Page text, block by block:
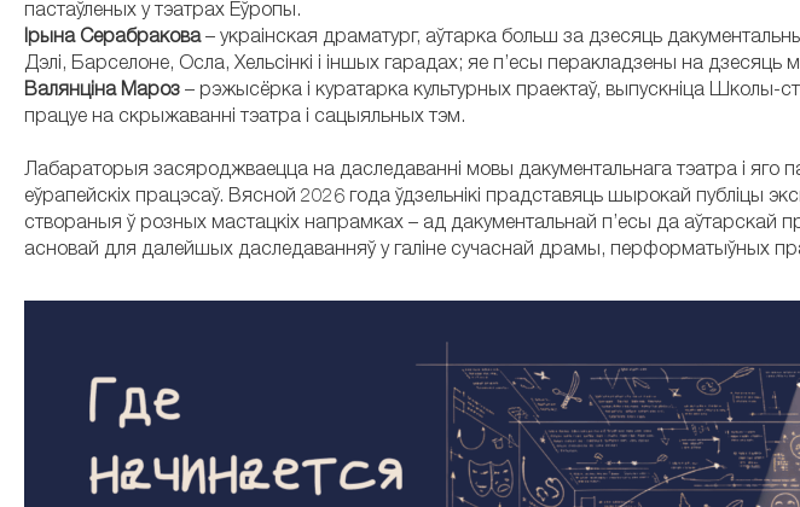
пастаўленых у тэатрах Еўропы.
Ірына Серабракова– украінская драматург, аўтарка больш за дзесяць
Дэлі, Барселоне, Осла, Хельсінкі і іншых гарадах; яе п’есы перакладзены на дзесяць
Валянціна Мароз – рэжысёрка і куратарка культурных праектаў, выпускніца Школы-
працуе на скрыжаванні тэатра і сацыяльных тэм.
Лабараторыя засяроджваецца на даследаванні мовы дакументальнага тэатра і яго
еўрапейскіх працэсаў. Вясной 2026 года ўдзельнікі прадставяць шырокай публіцы
створаныя ў розных мастацкіх напрамках – ад дакументальнай п’есы да
асновай для далейшых даследаванняў у галіне сучаснай драмы, перформатыўных